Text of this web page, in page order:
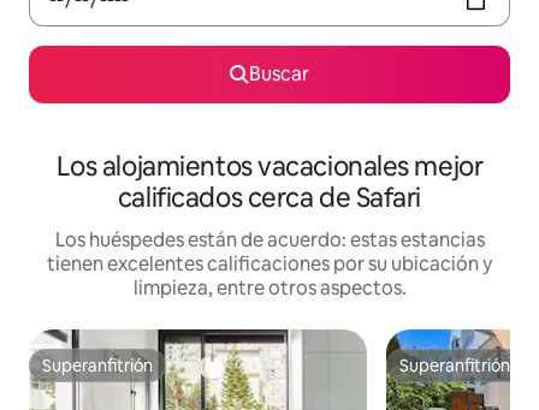
Buscar
Los alojamientos vacacionales mejor
calificados cerca de Safari
Los huéspedes están de acuerdo: estas estancias
tienen excelentes calificaciones por su ubicación y
limpieza, entre otros aspectos.
Superanfitrión
Superanfitrión Superanfitrión
Superanfitrión